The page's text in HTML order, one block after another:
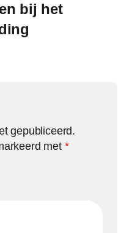
bij het
gepubliceerd.
met *